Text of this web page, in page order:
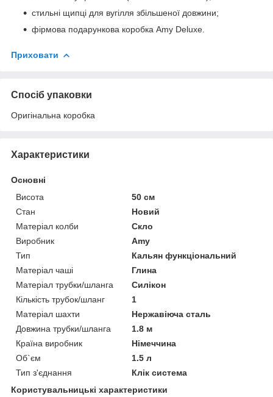
стильні щипці для вугілля збільшеної довжини;
фірмова подарункова коробка Amy Deluxe.
Приховати
Спосіб упаковки
Оригінальна коробка
Характеристики
Основні
Висота
50 см
Стан
Новий
Матеріал колби
Скло
Виробник
Amy
Тип
Кальян функціональний
Матеріал чаші
Глина
Матеріал трубки/шланга
Силікон
Кількість трубок/шланг
1
Матеріал шахти
Нержавіюча сталь
Довжина трубки/шланга
1.8 м
Країна виробник
Німеччина
Об`єм
1.5 л
Тип з'єднання
Клік система
Користувальницькі характеристики